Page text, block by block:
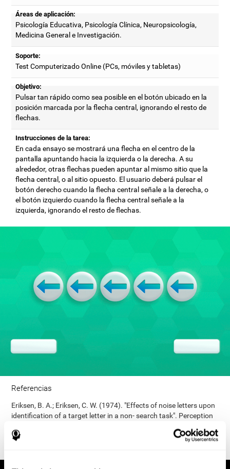
Áreas de aplicación:
Psicología Educativa, Psicología Clínica, Neuropsicología,
Medicina General e Investigación.
Soporte:
Test Computerizado Online (PCs, móviles y tabletas)
Objetivo:
Pulsar tan rápido como sea posible en el botón ubicado en la
posición marcada por la flecha central, ignorando el resto de
flechas.
Instrucciones de la tarea:
En cada ensayo se mostrará una flecha en el centro de la
pantalla apuntando hacia la izquierda o la derecha. A su
alrededor, otras flechas pueden apuntar al mismo sitio que la
flecha central, o al sitio opuesto. El usuario deberá pulsar el
botón derecho cuando la flecha central señale a la derecha, o
el botón izquierdo cuando la flecha central señale a la
izquierda, ignorando el resto de flechas.
Referencias
Eriksen, B. A.; Eriksen, C. W. (1974). "Effects of noise letters upon
identification of a target letter in a non- search task". Perception